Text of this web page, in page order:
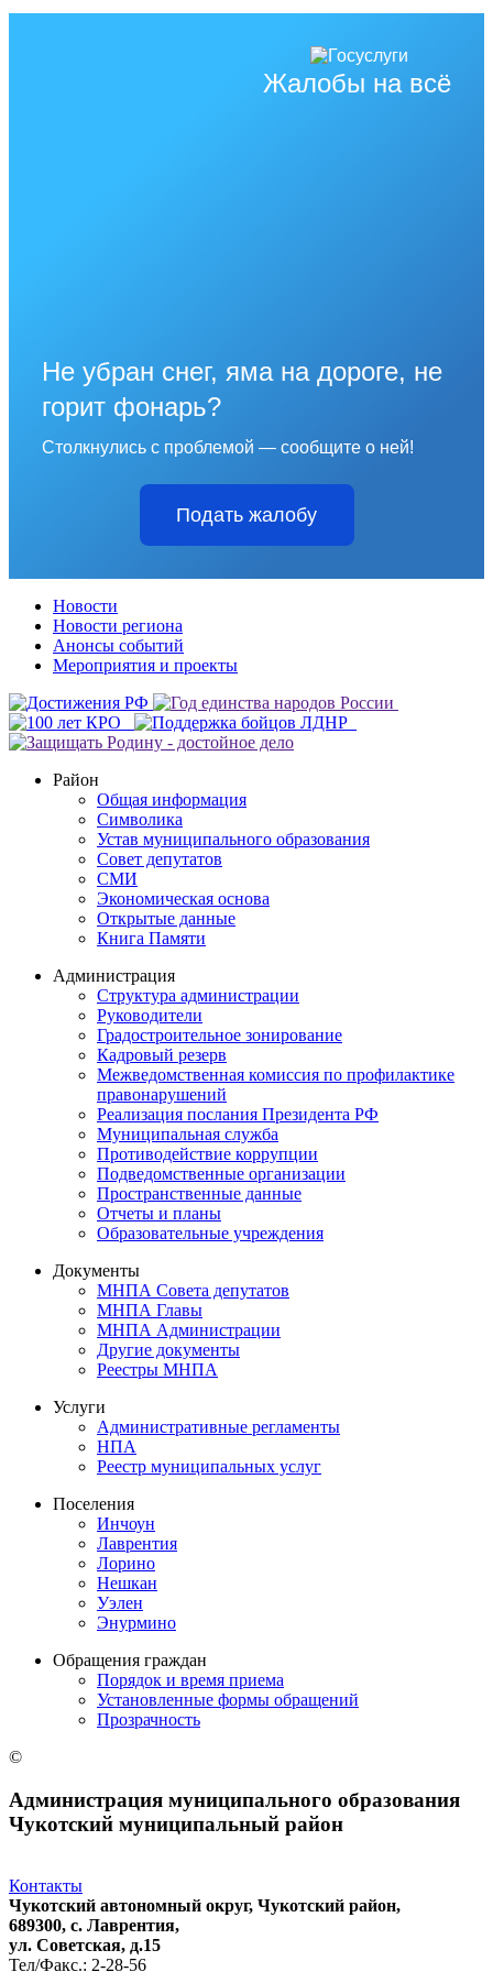
Жалобы на всё
Не убран снег, яма на дороге, не
горит фонарь?
Столкнулись с проблемой — сообщите о ней!
Подать жалобу
Новости
Новости региона
Анонсы событий
Мероприятия и проекты
Район
Общая информация
Символика
Устав муниципального образования
Совет депутатов
СМИ
Экономическая основа
Открытые данные
Книга Памяти
Администрация
Структура администрации
Руководители
Градостроительное зонирование
Кадровый резерв
Межведомственная комиссия по профилактике
правонарушений
Реализация послания Президента РФ
Муниципальная служба
Противодействие коррупции
Подведомственные организации
Пространственные данные
Отчеты и планы
Образовательные учреждения
Документы
МНПА Совета депутатов
МНПА Главы
МНПА Администрации
Другие документы
Реестры МНПА
Услуги
Административные регламенты
НПА
Реестр муниципальных услуг
Поселения
Инчоун
Лаврентия
Лорино
Нешкан
Уэлен
Энурмино
Обращения граждан
Порядок и время приема
Установленные формы обращений
Прозрачность
©
Администрация муниципального образования
Чукотский муниципальный район
Контакты
Чукотский автономный округ, Чукотский район,
689300, с. Лаврентия,
ул. Советская, д.15
Тел/Факс.: 2-28-56